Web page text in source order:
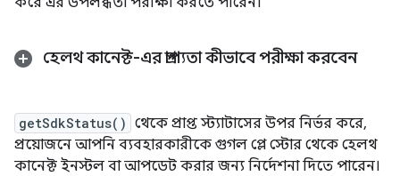
হেলথ কানেক্ট-এর প্রাপ্যতা কীভাবে পরীক্ষা করবেন
getSdkStatus() থেকে প্রাপ্ত স্ট্যাটাসের উপর নির্ভর করে,
প্রয়োজনে আপনি ব্যবহারকারীকে গুগল প্লে স্টোর থেকে হেলথ
কানেক্ট ইনস্টল বা আপডেট করার জন্য নির্দেশনা দিতে পারেন।